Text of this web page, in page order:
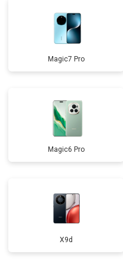
Magic7 Pro
Magic6 Pro
X9d